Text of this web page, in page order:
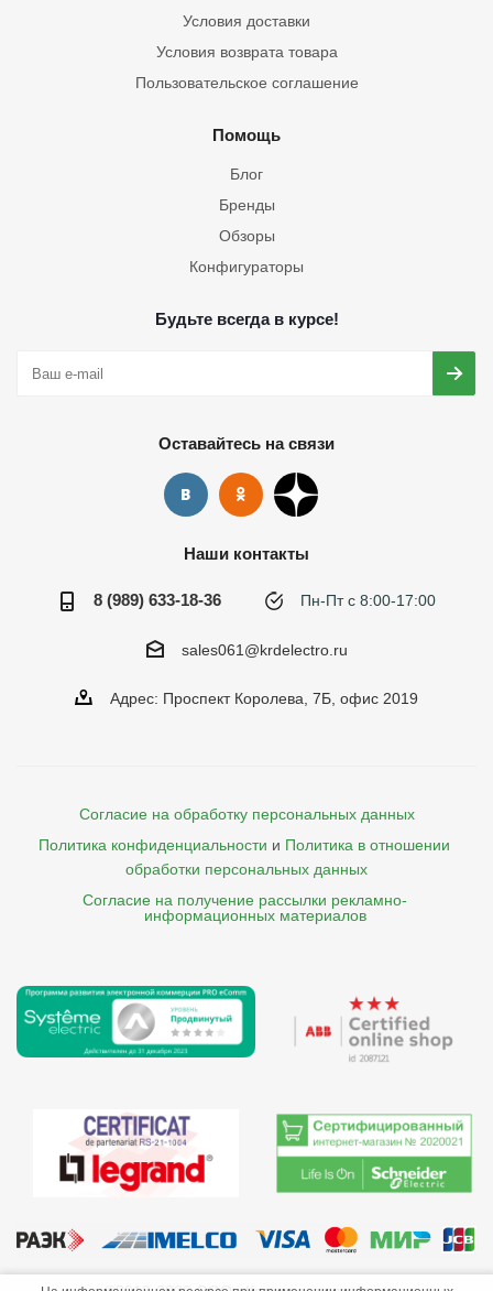
Условия доставки
Условия возврата товара
Пользовательское соглашение
Помощь
Блог
Бренды
Обзоры
Конфигураторы
Будьте всегда в курсе!
Оставайтесь на связи
Наши контакты
8 (989) 633-18-36 Пн-Пт с 8:00-17:00
sales061@krdelectro.ru
Адрес: Проспект Королева, 7Б, офис 2019
Согласие на обработку персональных данных
Политика конфиденциальности и Политика в отношении
обработки персональных данных
Согласие на получение рассылки рекламно-
    информационных материалов